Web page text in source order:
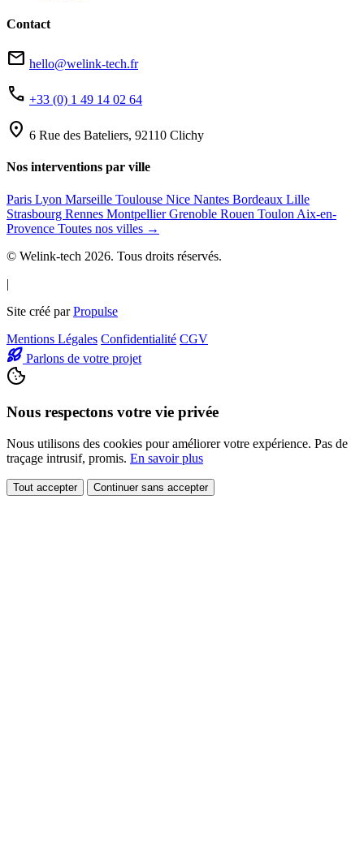
Contact
mail hello@welink-tech.fr
phone +33 (0) 1 49 14 02 64
location_on 6 Rue des Bateliers, 92110 Clichy
Nos interventions par ville
Paris Lyon Marseille Toulouse Nice Nantes Bordeaux Lille
Strasbourg Rennes MontpellierGrenoble Rouen Toulon Aix-en-
Provence Toutes nos villes →
© Welink-tech 2026. Tous droits réservés.
|
Site créé parPropulse
Mentions Légales Confidentialité CGV
Parlons de votre projet
Nous respectons votre vie privée
Nous utilisons des cookies pour améliorer votre expérience. Pas de
traçage intrusif, promis. En savoir plus
Tout accepter Continuer sans accepter